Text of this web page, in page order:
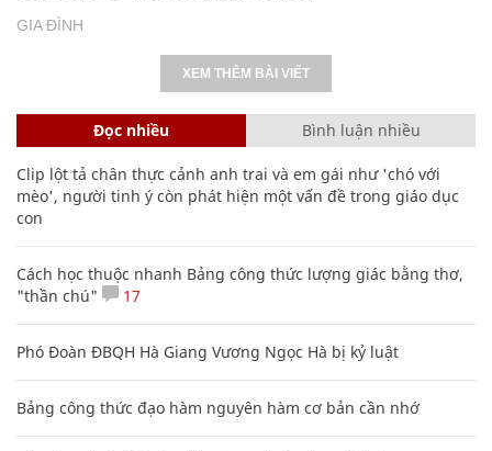
GIA ĐÌNH
XEM THÊM BÀI VIẾT
Đọc nhiều Bình luận nhiều
Clip lột tả chân thực cảnh anh trai và em gái như 'chó với
mèo', người tinh ý còn phát hiện một vấn đề trong giáo dục
con
Cách học thuộc nhanh Bảng công thức lượng giác bằng thơ,
"thần chú"
17
Phó Đoàn ĐBQH Hà Giang Vương Ngọc Hà bị kỷ luật
Bảng công thức đạo hàm nguyên hàm cơ bản cần nhớ